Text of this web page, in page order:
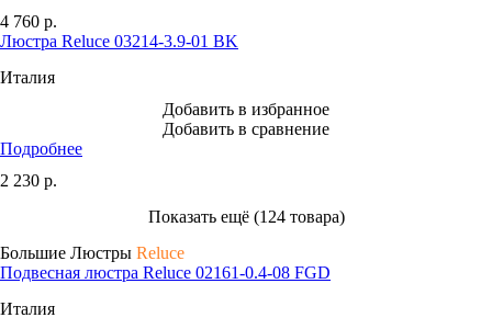
4 760 р.
Люстра Reluce 03214-3.9-01 BK
Италия
Добавить в избранное
Добавить в сравнение
Подробнее
2 230 р.
Показать ещё (124 товара)
Большие Люстры Reluce
Подвесная люстра Reluce 02161-0.4-08 FGD
Италия